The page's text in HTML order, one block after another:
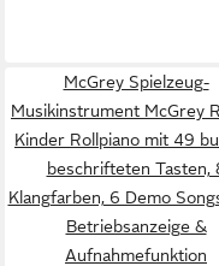
McGrey Spielzeug-
Musikinstrument McGrey
Kinder Rollpiano mit 49
beschrifteten Tasten,
Klangfarben, 6 Demo
Betriebsanzeige &
Aufnahmefunktion